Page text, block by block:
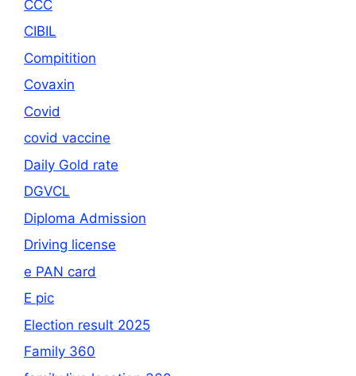
CCC
CIBIL
Compitition
Covaxin
Covid
covid vaccine
Daily Gold rate
DGVCL
Diploma Admission
Driving license
e PAN card
E pic
Election result 2025
Family 360